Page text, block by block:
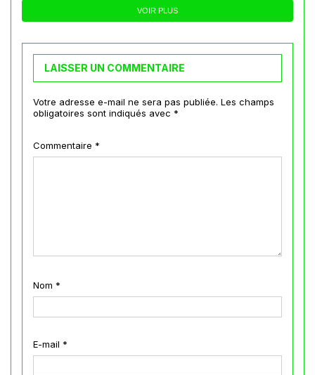
VOIR PLUS
LAISSER UN COMMENTAIRE
Votre adresse e-mail ne sera pas publiée. Les champs
obligatoires sont indiqués avec *
Commentaire *
Nom *
E-mail *